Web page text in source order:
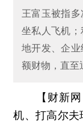
王富玉被指
坐私人飞机
地开发、企
额财物，直至
【财新
机、打高尔